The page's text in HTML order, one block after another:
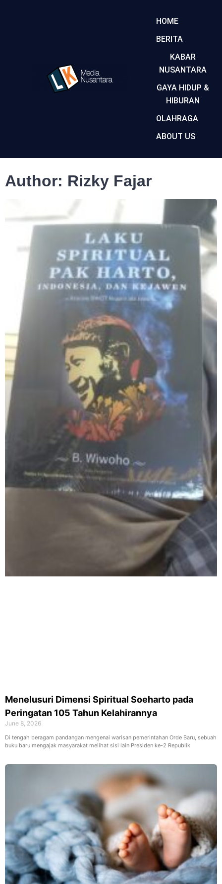
HOME
BERITA
KABAR
NUSANTARA
GAYA HIDUP &
HIBURAN
OLAHRAGA
ABOUT US
Author: Rizky Fajar
Menelusuri Dimensi Spiritual Soeharto pada
Peringatan 105 Tahun Kelahirannya
June 8, 2026
Di tengah beragam pandangan mengenai warisan pemerintahan Orde Baru, sebuah
buku baru mengajak masyarakat melihat sisi lain Presiden ke-2 Republik